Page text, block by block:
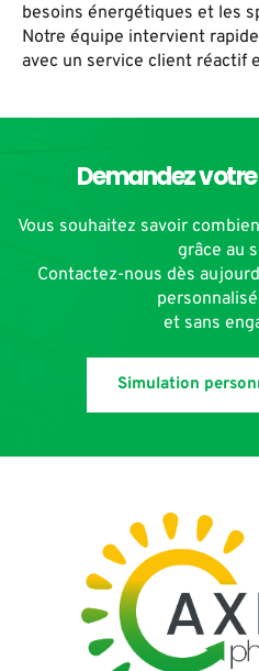
besoins énergétiques et les
Notre équipe intervient
avec un service client réactif
Demandez
Vous souhaitez savoir
grâce au
Contactez-nous dès
et sans
Simulation